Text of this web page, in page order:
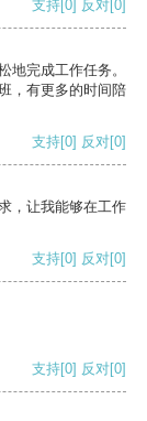
支持 [0] 反对 [0]
地完成工作任务。
，有更多的时间陪
支持[0] 反对[0]
，让我能够在工作
支持[0] 反对[0]
支持[0] 反对[0]